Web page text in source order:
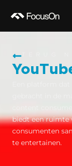
biedt een ruimte
consumenten
te entertainen.